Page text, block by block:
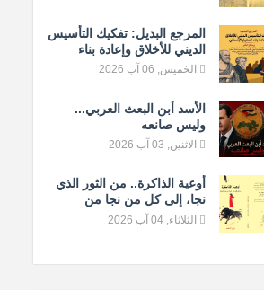
المرجع البديل: تفكيك التأسيس
الديني للأخلاق وإعادة بناء
المعيار الإنساني
الخميس, 06 آب 2026
الأسد أبن البعث العربي...
وليس صانعه
الاثنين, 03 آب 2026
أوعية الذاكرة.. من الثور الذي
نجا، إلى كل من نجا من
النسيان
الثلاثاء, 04 آب 2026